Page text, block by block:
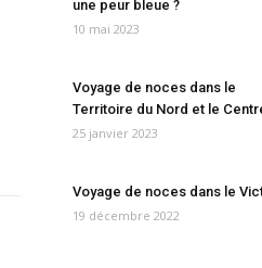
une peur bleue ?
10 mai 2023
Voyage de noces dans le
Territoire du Nord et le
25 janvier 2023
Voyage de noces dans le
19 décembre 2022